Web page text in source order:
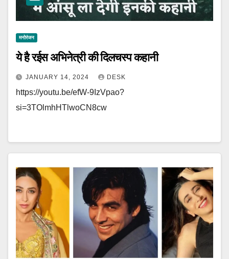
मनोरंजन
ये है रईस अभिनेत्री की दिलचस्प कहानी
JANUARY 14, 2024 DESK
https://youtu.be/efW-9IzVpao?
si=3TOlmhHTlwoCN8cw